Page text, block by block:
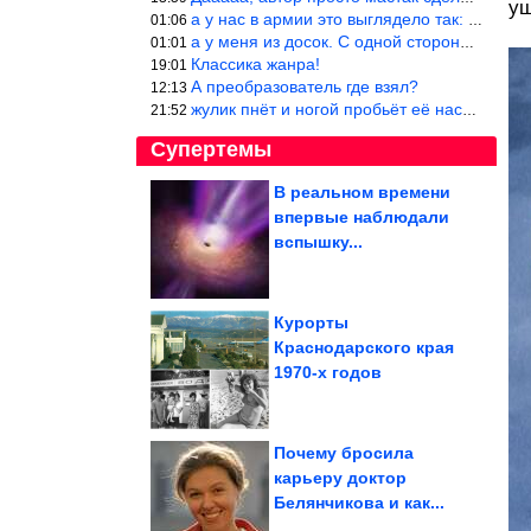
01:06 а у нас в армии это выглядело так: снизу полозья из сваренные тр
01:01 а у меня из досок. С одной стороны сарай, а другая половина — ду
19:01 Классика жанра!
12:13 А преобразователь где взял?
21:52 жулик пнёт и ногой пробьёт её насквозь. Но даже если и никогда н
Супертемы
В Хабаровске мужчина
задержания...
В реальном времени
впервые наблюдали
вспышку...
Курорты
Краснодарского края
1970-х годов
Почему бросила
карьеру доктор
Белянчикова и как...